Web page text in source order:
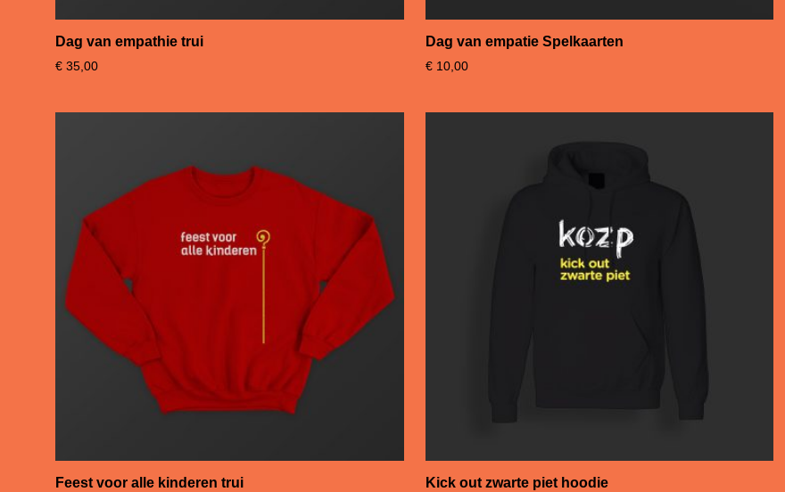
Dag van empathie trui
€ 35,00
Dag van empatie Spelkaarten
€10,00
Feest voor alle kinderen trui Kick out zwarte piet hoodie